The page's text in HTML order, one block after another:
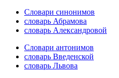
Словари синонимов
словарь Абрамова
словарь Александровой
Словари антонимов
словарь Введенской
словарь Львова